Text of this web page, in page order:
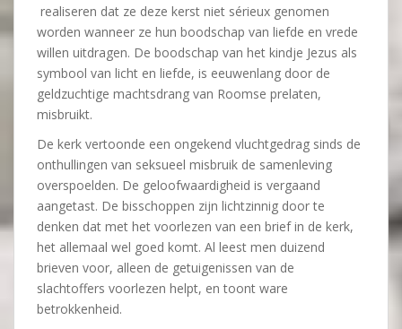
realiseren dat ze deze kerst niet sérieux genomen
worden wanneer ze hun boodschap van liefde en vrede
willen uitdragen. De boodschap van het kindje Jezus als
symbool van licht en liefde, is eeuwenlang door de
geldzuchtige machtsdrang van Roomse prelaten,
misbruikt.
De kerk vertoonde een ongekend vluchtgedrag sinds de
onthullingen van seksueel misbruik de samenleving
overspoelden. De geloofwaardigheid is vergaand
aangetast. De bisschoppen zijn lichtzinnig door te
denken dat met het voorlezen van een brief in de kerk,
het allemaal wel goed komt. Al leest men duizend
brieven voor, alleen de getuigenissen van de
slachtoffers voorlezen helpt, en toont ware
betrokkenheid.